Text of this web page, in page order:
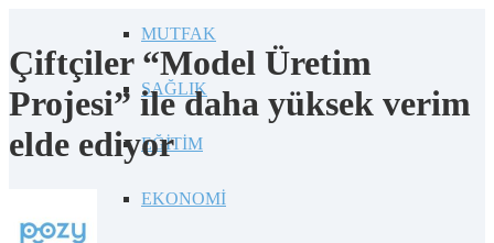
MUTFAK
SAĞLIK
EĞİTİM
EKONOMİ
Çiftçiler “Model Üretim
Projesi” ile daha yüksek verim
elde ediyor